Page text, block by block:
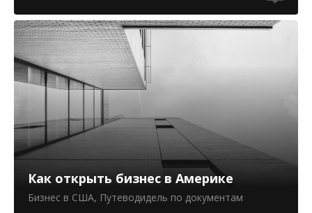
Как открыть бизнес в Америке
Бизнес в США, Путеводидель по документам